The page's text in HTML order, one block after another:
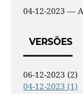
04-12-2023 —
VERSÕES
06-12-2023 (2)
04-12-2023 (1)